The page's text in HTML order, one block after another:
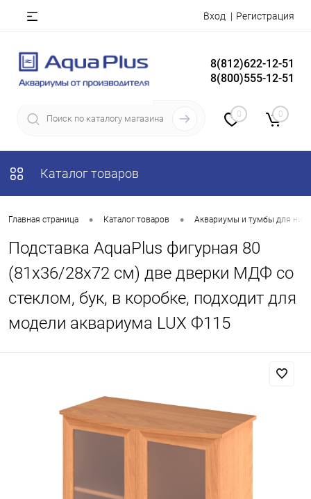
Вход Регистрация
8(812)622-12-51
8(800)555-12-51
0 0
Каталог товаров
Главная страница • Каталог товаров • Аквариумы и тумбы для них
Подставка AquaPlus фигурная 80
(81x36/28x72 см) две дверки МДФ со
стеклом, бук, в коробке, подходит для
модели аквариума LUX Ф115